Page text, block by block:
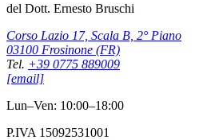
del Dott. Ernesto Bruschi
Corso Lazio 17, Scala B, 2° Piano
03100 Frosinone (FR)
Tel. +39 0775 889009
[email]
Lun–Ven: 10:00–18:00
P.IVA 15092531001